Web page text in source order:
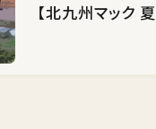
【北九州マック